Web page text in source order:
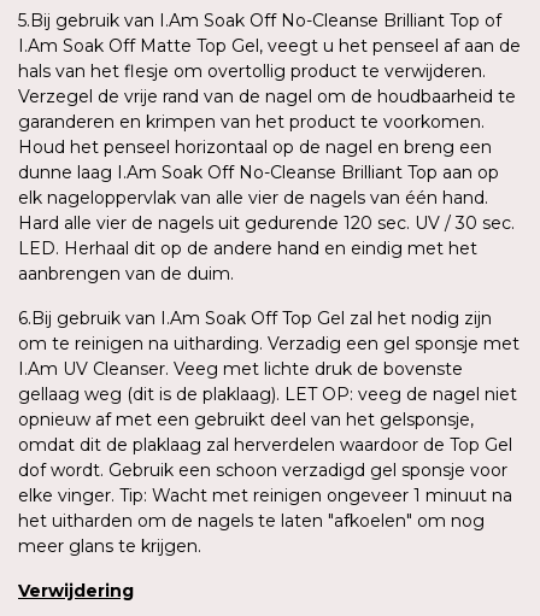
5.Bij gebruik van I.Am Soak Off No-Cleanse Brilliant Top of
I.Am Soak Off Matte Top Gel, veegt u het penseel af aan de
hals van het flesje om overtollig product te verwijderen.
Verzegel de vrije rand van de nagel om de houdbaarheid te
garanderen en krimpen van het product te voorkomen.
Houd het penseel horizontaal op de nagel en breng een
dunne laag I.Am Soak Off No-Cleanse Brilliant Top aan op
elk nageloppervlak van alle vier de nagels van één hand.
Hard alle vier de nagels uit gedurende 120 sec. UV / 30 sec.
LED. Herhaal dit op de andere hand en eindig met het
aanbrengen van de duim.
6.Bij gebruik van I.Am Soak Off Top Gel zal het nodig zijn
om te reinigen na uitharding. Verzadig een gel sponsje met
I.Am UV Cleanser. Veeg met lichte druk de bovenste
gellaag weg (dit is de plaklaag). LET OP: veeg de nagel niet
opnieuw af met een gebruikt deel van het gelsponsje,
omdat dit de plaklaag zal herverdelen waardoor de Top Gel
dof wordt. Gebruik een schoon verzadigd gel sponsje voor
elke vinger. Tip: Wacht met reinigen ongeveer 1 minuut na
het uitharden om de nagels te laten "afkoelen" om nog
meer glans te krijgen.
Verwijdering